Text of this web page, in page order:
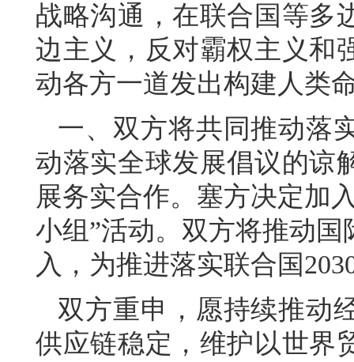
战略沟通，在联合国等多
边主义，反对霸权主义和
动各方一道发出构建人类
一、双方将共同推动落
动落实全球发展倡议的谅
展务实合作。塞方决定加
小组”活动。双方将推动
入，为推进落实联合国
双方重申，愿持续推动
供应链稳定，维护以世界